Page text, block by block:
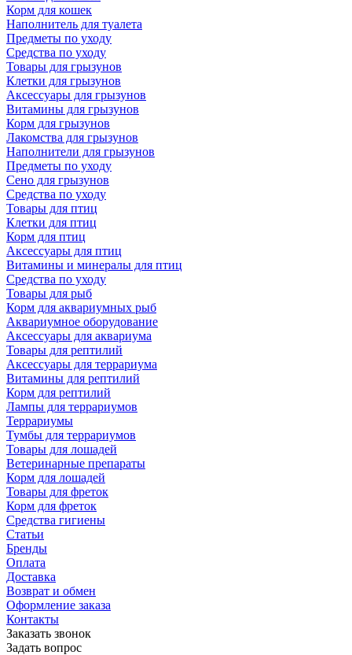
Корм для кошек
Наполнитель для туалета
Предметы по уходу
Средства по уходу
Товары для грызунов
Клетки для грызунов
Аксессуары для грызунов
Витамины для грызунов
Корм для грызунов
Лакомства для грызунов
Наполнители для грызунов
Предметы по уходу
Сено для грызунов
Средства по уходу
Товары для птиц
Клетки для птиц
Корм для птиц
Аксессуары для птиц
Витамины и минералы для птиц
Средства по уходу
Товары для рыб
Корм для аквариумных рыб
Аквариумное оборудование
Аксессуары для аквариума
Товары для рептилий
Аксессуары для террариума
Витамины для рептилий
Корм для рептилий
Лампы для террариумов
Террариумы
Тумбы для террариумов
Товары для лошадей
Ветеринарные препараты
Корм для лошадей
Товары для фреток
Корм для фреток
Средства гигиены
Статьи
Бренды
Оплата
Доставка
Возврат и обмен
Оформление заказа
Контакты
Заказать звонок
Задать вопрос